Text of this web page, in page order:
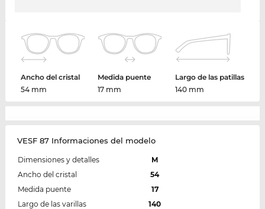
Ancho del cristal
54 mm
Medida puente
17 mm
Largo de las patillas
140 mm
VESF 87 Informaciones del modelo
Dimensiones y detalles
M
Ancho del cristal
54
Medida puente
17
Largo de las varillas
140